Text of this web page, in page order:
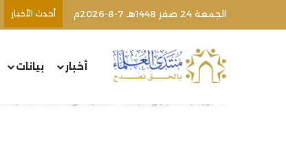
الجمعة 24 صفر 1448هـ 7-8-2026م أحدث الأخبار
أخبار بيانات